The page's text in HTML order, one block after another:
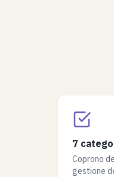
7
Coprono
gestione